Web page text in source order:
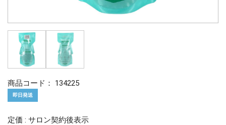
商品コード： 134225
即日発送
定価 : サロン契約後表示